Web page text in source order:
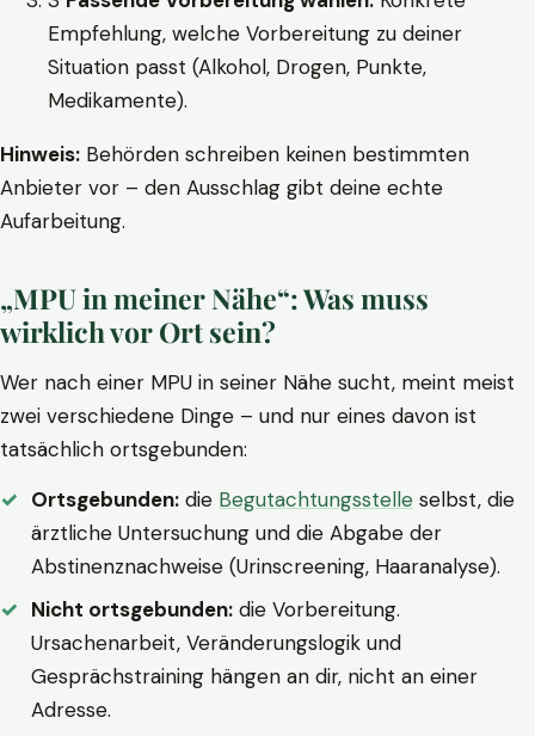
Empfehlung, welche Vorbereitung zu deiner
Situation passt (Alkohol, Drogen, Punkte,
Medikamente).
Hinweis: Behörden schreiben keinen bestimmten
Anbieter vor – den Ausschlag gibt deine echte
Aufarbeitung.
„MPU in meiner Nähe“: Was muss
wirklich vor Ort sein?
Wer nach einer MPU in seiner Nähe sucht, meint meist
zwei verschiedene Dinge – und nur eines davon ist
tatsächlich ortsgebunden:
Ortsgebunden: die Begutachtungsstelle selbst, die
ärztliche Untersuchung und die Abgabe der
Abstinenznachweise (Urinscreening, Haaranalyse).
Nicht ortsgebunden: die Vorbereitung.
Ursachenarbeit, Veränderungslogik und
Gesprächstraining hängen an dir, nicht an einer
Adresse.